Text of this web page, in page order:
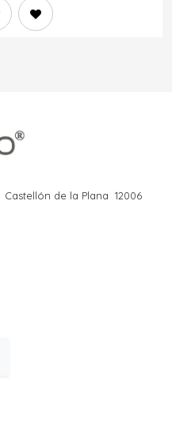
Castellón de la Plana 12006